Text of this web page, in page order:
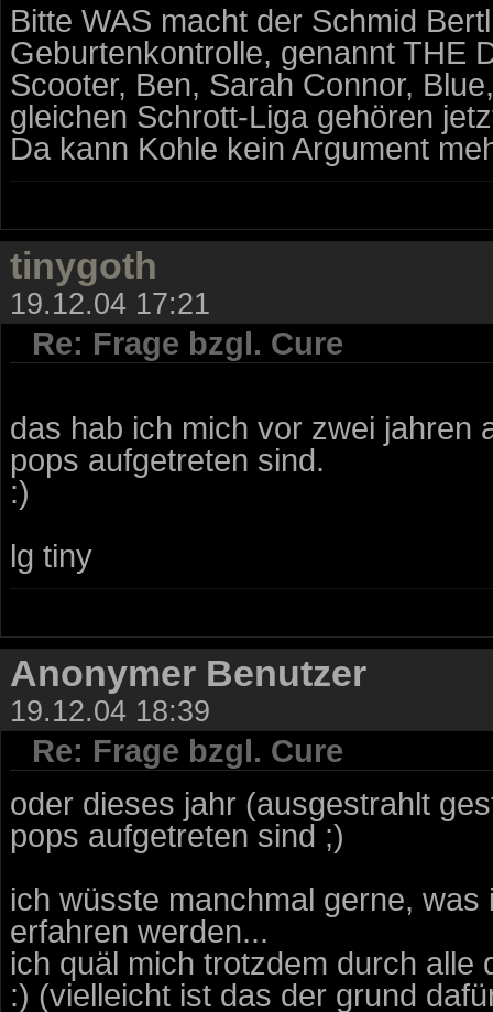
Bitte WAS macht der Schmid
Geburtenkontrolle, genannt THE
Scooter, Ben, Sarah Connor,
gleichen Schrott-Liga gehören
Da kann Kohle kein Argument
tinygoth
19.12.04 17:21
Re: Frage bzgl. Cure
das hab ich mich vor zwei jahren
pops aufgetreten sind.
:)
lg tiny
Anonymer Benutzer
19.12.04 18:39
Re: Frage bzgl. Cure
oder dieses jahr (ausgestrahlt
pops aufgetreten sind ;)
ich wüsste manchmal gerne,
erfahren werden...
ich quäl mich trotzdem durch
:) (vielleicht ist das der grund